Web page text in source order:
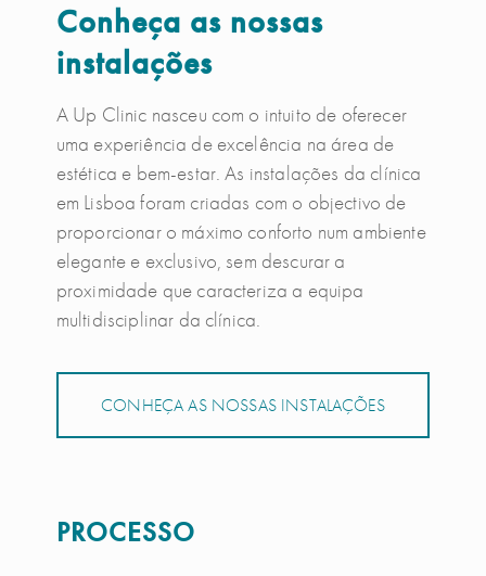
Conheça as nossas
instalações
A Up Clinic nasceu com o intuito de oferecer
uma experiência de excelência na área de
estética e bem-estar. As instalações da clínica
em Lisboa foram criadas com o objectivo de
proporcionar o máximo conforto num ambiente
elegante e exclusivo, sem descurar a
proximidade que caracteriza a equipa
multidisciplinar da clínica.
CONHEÇA AS NOSSAS INSTALAÇÕES
PROCESSO